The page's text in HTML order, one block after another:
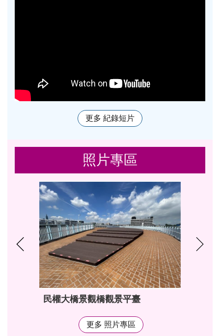
更多 紀錄短片
照片專區
民權大橋景觀橋觀景平臺
更多 照片專區